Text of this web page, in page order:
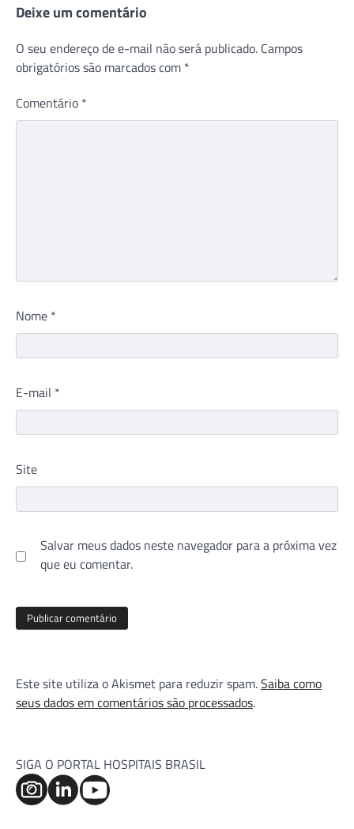
Deixe um comentário
O seu endereço de e-mail não será publicado. Campos
obrigatórios são marcados com *
Comentário *
Nome *
E-mail *
Site
Salvar meus dados neste navegador para a próxima vez
que eu comentar.
Este site utiliza o Akismet para reduzir spam.Saiba como
seus dados em comentários são processados.
SIGA O PORTAL HOSPITAIS BRASIL